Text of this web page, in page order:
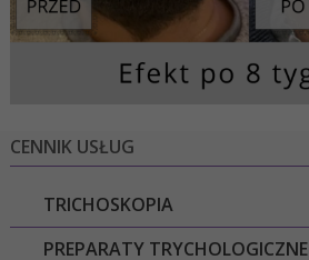
CENNIK USŁUG
TRICHOSKOPIA
PREPARATY TRYCHOLOGICZNE